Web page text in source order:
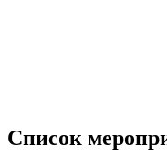
Список